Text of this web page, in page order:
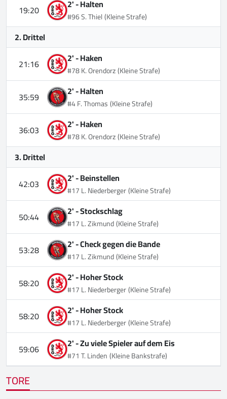
19:20 2' -Halten
#96 S. Thiel(Kleine Strafe)
2. Drittel
21:16
2' -Haken
#78 K. Orendorz(Kleine Strafe)
35:59 2' -Halten
#4 F. Thomas(Kleine Strafe)
36:03 2' -Haken
#78 K. Orendorz(Kleine Strafe)
3. Drittel
42:03
2' -Beinstellen
#17 L. Niederberger(Kleine Strafe)
50:44 2' -Stockschlag
#17 L. Zikmund(Kleine Strafe)
53:28 2' -Check gegen die Bande
#17 L. Zikmund(Kleine Strafe)
58:20 2' -Hoher Stock
#17 L. Niederberger(Kleine Strafe)
58:20 2' -Hoher Stock
#17 L. Niederberger(Kleine Strafe)
59:06 2' -Zu viele Spieler auf dem Eis
#71 T. Linden(Kleine Bankstrafe)
TORE